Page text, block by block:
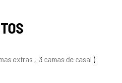
extras 3 camas de casal